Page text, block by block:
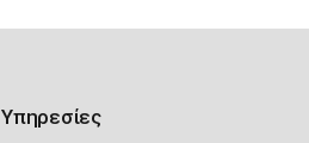
Υπηρεσίες